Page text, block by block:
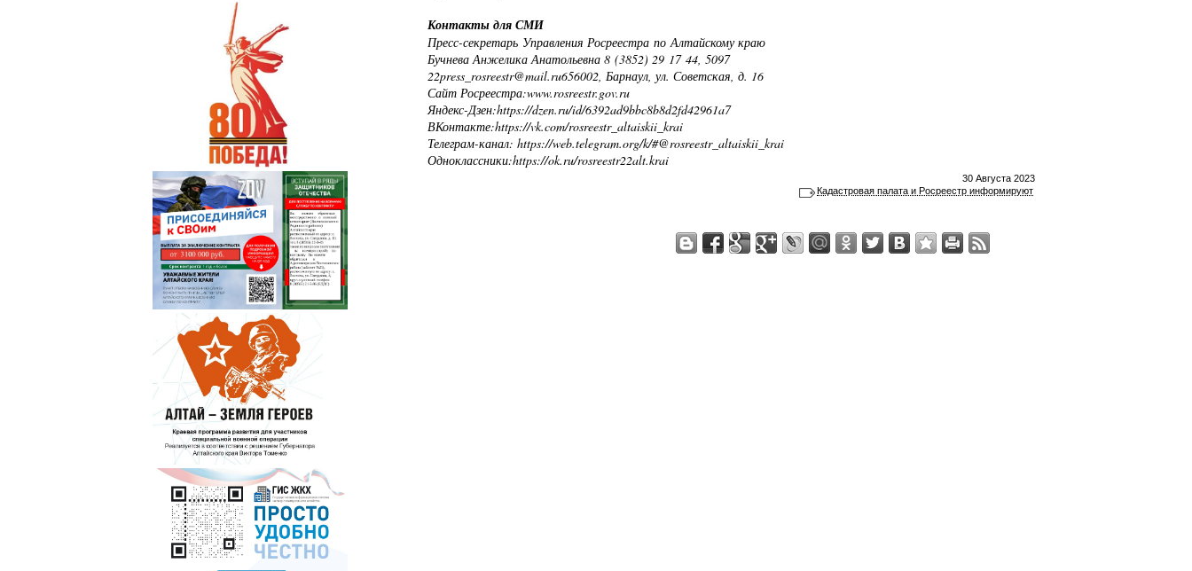
Контакты для СМИ
Пресс-секретарь Управления Росреестра по Алтайскому краю
Бучнева Анжелика Анатольевна 8 (3852) 29 17 44, 5097
22press_rosreestr@mail.ru656002, Барнаул, ул. Советская, д. 16
Сайт Росреестра:www.rosreestr.gov.ru
Яндекс-Дзен:https://dzen.ru/id/6392ad9bbc8b8d2fd42961a7
ВКонтакте:https://vk.com/rosreestr_altaiskii_krai
Телеграм-канал: https://web.telegram.org/k/#@rosreestr_altaiskii_krai
Одноклассники:https://ok.ru/rosreestr22alt.krai
30 Августа 2023
Кадастровая палата и Росреестр информируют